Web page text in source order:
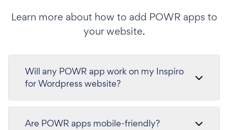
Learn more about how to add POWR apps to
your website.
Will any POWR app work on my Inspiro
for Wordpress website?
Are POWR apps mobile-friendly?